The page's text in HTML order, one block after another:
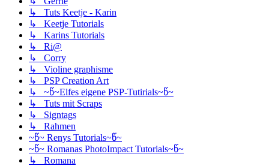
↳ Tuts Keetje - Karin
↳ Keetje Tutorials
↳ Karins Tutorials
↳ Ri@
↳ Corry
↳ Violine graphisme
↳ PSP Creation Art
↳ ~წ~Elfes eigene PSP-Tutirials~წ~
↳ Tuts mit Scraps
↳ Signtags
↳ Rahmen
~წ~ Renys Tutorials~წ~
~წ~ Romanas PhotoImpact Tutorials~წ~
↳ Romana